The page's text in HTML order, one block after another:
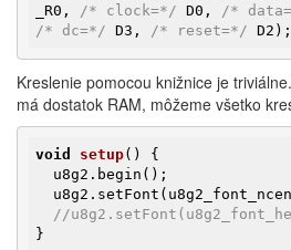
_R0,
/* clock=*/ D0, /*
/* dc=*/ D3, /* reset=*/ D2) ;
Kreslenie pomocou knižnice je
má dostatok RAM, môžeme všetko
void setup()
{
//
}